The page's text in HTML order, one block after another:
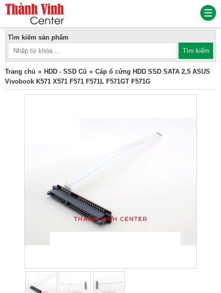
Tìm kiếm sản phẩm
Trang chủ HDD - SSD Cũ
Cáp ổ cứng HDD SSD SATA 2,5 ASUS
Vivobook K571 X571 F571 F571L F571GT F571G